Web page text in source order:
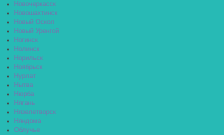
Новочеркасск
Новошахтинск
Новый Оскол
Новый Уренгой
Ногинск
Нолинск
Норильск
Ноябрьск
Нурлат
Нытва
Нюрба
Нягань
Нязелетворск
Няндома
Облучье